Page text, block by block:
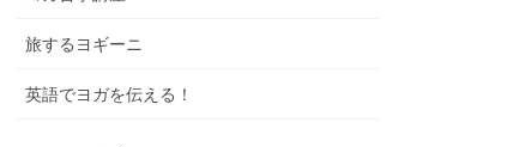
旅するヨギーニ
英語でヨガを伝える！